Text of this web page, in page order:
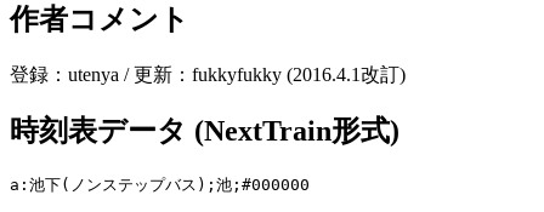
作者コメント
登録：utenya / 更新：fukkyfukky (2016.4.1改訂)
時刻表データ (NextTrain形式)
a:池下(ノンステップバス);池;#000000